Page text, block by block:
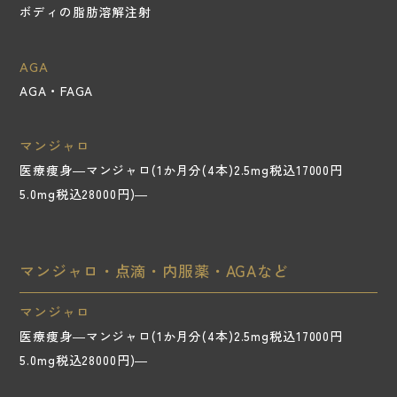
ボディの脂肪溶解注射
AGA
AGA・FAGA
マンジャロ
医療痩身―マンジャロ(1か月分(4本)2.5mg税込17000円
5.0mg税込28000円)―
マンジャロ・点滴・内服薬・AGAなど
マンジャロ
医療痩身―マンジャロ(1か月分(4本)2.5mg税込17000円
5.0mg税込28000円)―